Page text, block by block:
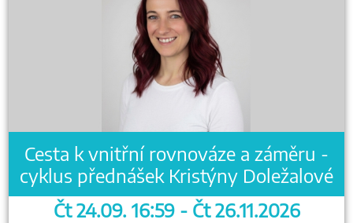
Cesta k vnitřní rovnováze a záměru -
cyklus přednášek Kristýny Doležalové
Čt 24.09. 16:59 - Čt 26.11.2026